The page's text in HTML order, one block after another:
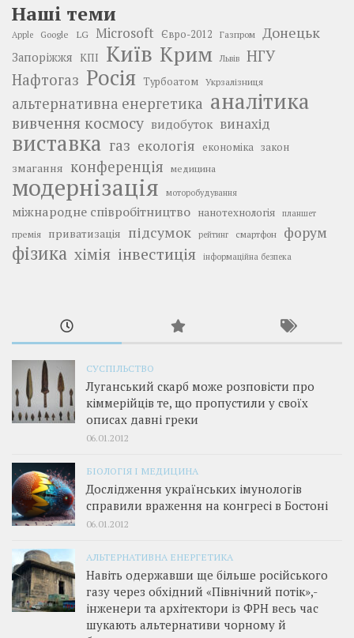
Наші теми
Apple Google LG Microsoft Євро-2012 Газпром Донецьк
Запоріжжя КПІ Київ Крим Львів
НГУ
Нафтогаз Росія Турбоатом Укрзалізниця
альтернативна енергетика аналітика
вивчення космосу видобуток винахід
виставка газ екологія економіка закон
змагання конференція медицина
модернізація моторобудування
міжнародне співробітництво нанотехнологія планшет
премія приватизація підсумок рейтинг смартфон форум
фізика хімія інвестиція інформаційна безпека
СУСПІЛЬСТВО
Луганський скарб може розповісти про
кіммерійців те, що пропустили у своїх
описах давні греки
06.01.2012
БІОЛОГІЯ І МЕДИЦИНА
Дослідження українських імунологів
справили враження на конгресі в Бостоні
06.01.2012
АЛЬТЕРНАТИВНА ЕНЕРГЕТИКА
Навіть одержавши ще більше російського
газу через обхідний «Північний потік»,­
інженери та архітектори із ФРН весь час
шукають альтернативи чорному й